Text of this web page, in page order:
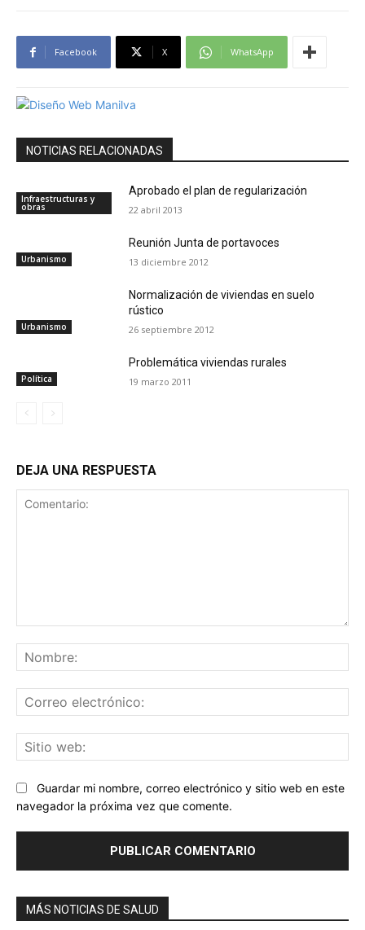
Facebook X WhatsApp
NOTICIAS RELACIONADAS
Infraestructuras y
obras
Aprobado el plan de regularización
22 abril 2013
Urbanismo
Reunión Junta de portavoces
13 diciembre 2012
Urbanismo
Normalización de viviendas en suelo
rústico
26 septiembre 2012
Política
Problemática viviendas rurales
19 marzo 2011
DEJA UNA RESPUESTA
Guardar mi nombre, correo electrónico y sitio web en este
navegador la próxima vez que comente.
MÁS NOTICIAS DE SALUD